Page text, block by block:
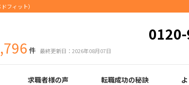
フィット）
件 最終更新日：2026年08月07日
求職者様の声 転職成功の秘訣